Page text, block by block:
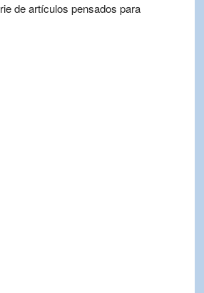
de artículos pensados para